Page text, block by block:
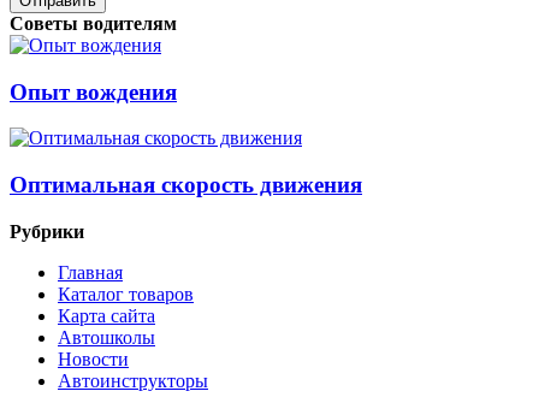
Советы водителям
Опыт вождения
Оптимальная скорость движения
Рубрики
Главная
Каталог товаров
Карта сайта
Автошколы
Новости
Автоинструкторы